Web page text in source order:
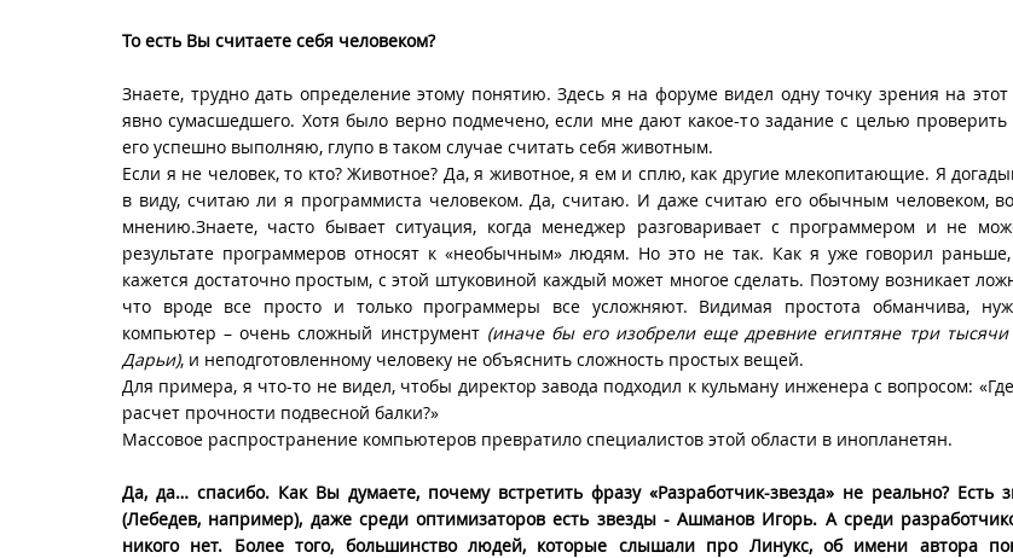
То есть Вы считаете себя человеком?
Знаете, трудно дать определение этому понятию. Здесь я на форуме видел одну точку зрения на этот
явно сумасшедшего. Хотя было верно подмечено, если мне дают какое-то задание с целью
его успешно выполняю, глупо в таком случае считать себя животным.
Если я не человек, то кто? Животное? Да, я животное, я ем и сплю, как другие млекопитающие. Я
в виду, считаю ли я программиста человеком. Да, считаю. И даже считаю его обычным человеком,
мнению.Знаете, часто бывает ситуация, когда менеджер разговаривает с программером и не
результате программеров относят к «необычным» людям. Но это не так. Как я уже говорил
кажется достаточно простым, с этой штуковиной каждый может многое сделать. Поэтому возникает
что вроде все просто и только программеры все усложняют. Видимая простота обманчива,
компьютер – очень сложный инструмент (иначе бы его изобрели еще древние египтяне три
Дарьи), и неподготовленному человеку не объяснить сложность простых вещей.
Для примера, я что-то не видел, чтобы директор завода подходил к кульману инженера с вопросом:
расчет прочности подвесной балки?»
Массовое распространение компьютеров превратило специалистов этой области в инопланетян.
Да, да… спасибо. Как Вы думаете, почему встретить фразу «Разработчик-звезда» не реально? Есть
(Лебедев, например), даже среди оптимизаторов есть звезды - Ашманов Игорь. А среди
никого нет. Более того, большинство людей, которые слышали про Линукс, об имени автора